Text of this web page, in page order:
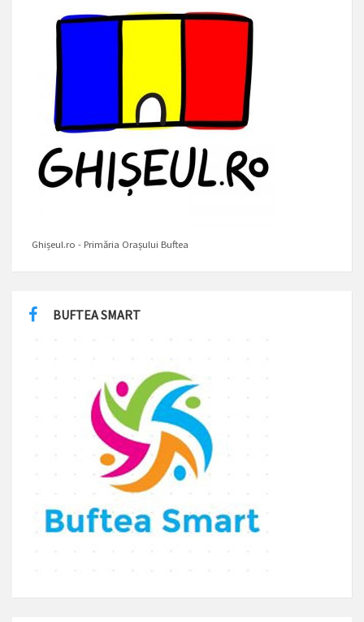
Ghișeul.ro - Primăria Orașului Buftea
BUFTEA SMART